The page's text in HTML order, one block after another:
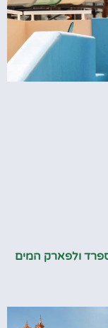
ולפארק המים